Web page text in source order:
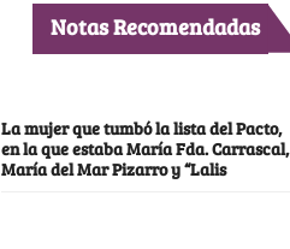
Notas Recomendadas
La mujer que tumbó la lista del Pacto,
en la que estaba María Fda. Carrascal,
María del Mar Pizarro y “Lalis